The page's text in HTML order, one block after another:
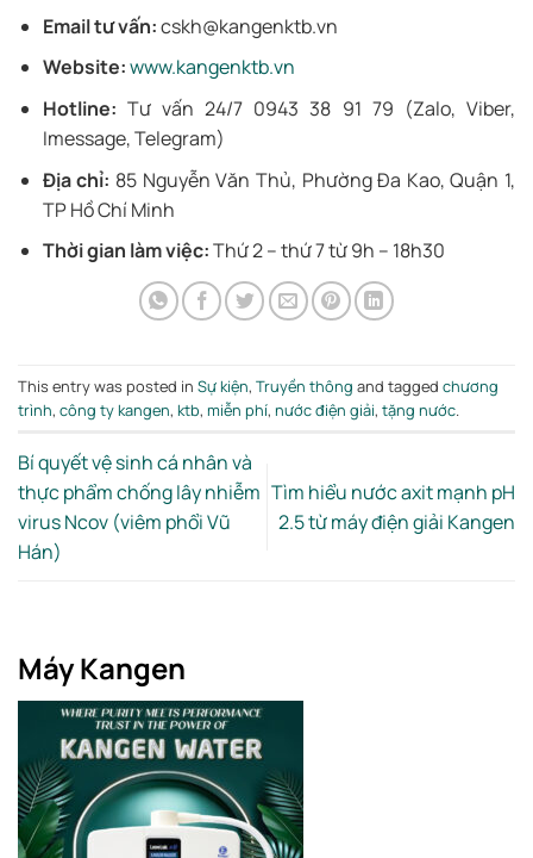
Email tư vấn:cskh@kangenktb.vn
Website:www.kangenktb.vn
Hotline: Tư vấn 24/7 0943 38 91 79 (Zalo, Viber,
Imessage, Telegram)
Địa chỉ: 85 Nguyễn Văn Thủ, Phường Đa Kao, Quận 1,
TP Hồ Chí Minh
Thời gian làm việc:Thứ 2 – thứ 7 từ 9h – 18h30
This entry was posted in Sự kiện, Truyền thông and tagged chương
trình, công ty kangen, ktb, miễn phí, nước điện giải, tặng nước.
Bí quyết vệ sinh cá nhân và
thực phẩm chống lây nhiễm
virus Ncov (viêm phổi Vũ
Hán)
Tìm hiểu nước axit mạnh pH
2.5 từ máy điện giải Kangen
Máy Kangen